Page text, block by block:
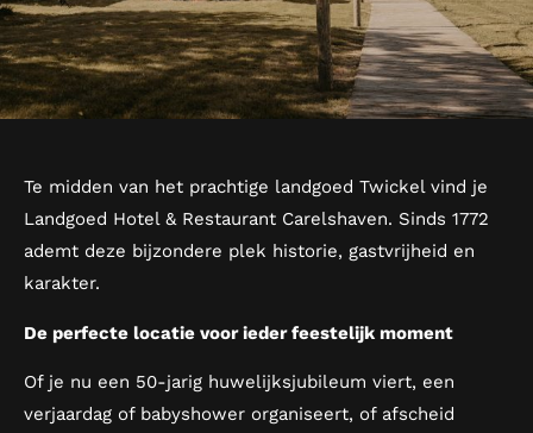
Te midden van het prachtige landgoed Twickel vind je
Landgoed Hotel & Restaurant Carelshaven. Sinds 1772
ademt deze bijzondere plek historie, gastvrijheid en
karakter.
De perfecte locatie voor ieder feestelijk moment
Of je nu een 50-jarig huwelijksjubileum viert, een
verjaardag of babyshower organiseert, of afscheid